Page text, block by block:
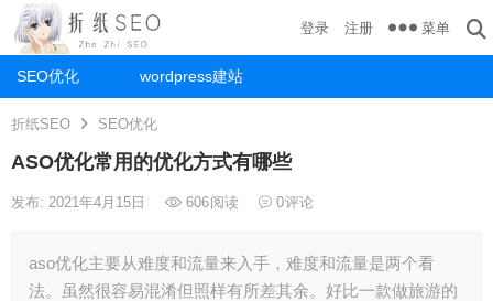
SEO优化 wordpress建站
登录 注册 菜单
折纸SEO SEO优化
ASO优化常用的优化方式有哪些
发布: 2021年4月15日 606阅读 0评论
aso优化主要从难度和流量来入手，难度和流量是两个看
法。虽然很容易混淆但照样有所差其余。好比一款做旅游的